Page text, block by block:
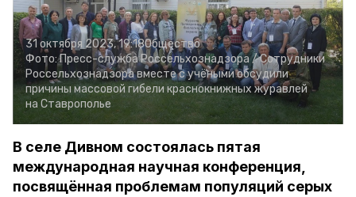
31 октября 2023, 19:18Общество
Фото:Пресс-служба Россельхознадзора /Сотрудники
Россельхознадзора вместе с учёными обсудили
причины массовой гибели краснокнижных журавлей
на Ставрополье
В селе Дивном состоялась пятая
международная научная конференция,
посвящённая проблемам популяций серых